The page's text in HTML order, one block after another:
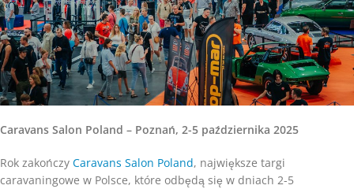
Caravans Salon Poland – Poznań, 2-5 października 2025
Rok zakończy Caravans Salon Poland, największe targi
caravaningowe w Polsce, które odbędą się w dniach 2-5